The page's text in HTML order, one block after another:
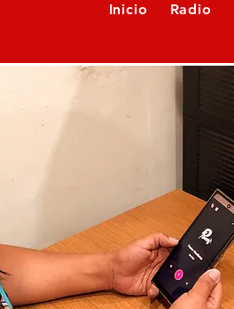
Inicio Radio